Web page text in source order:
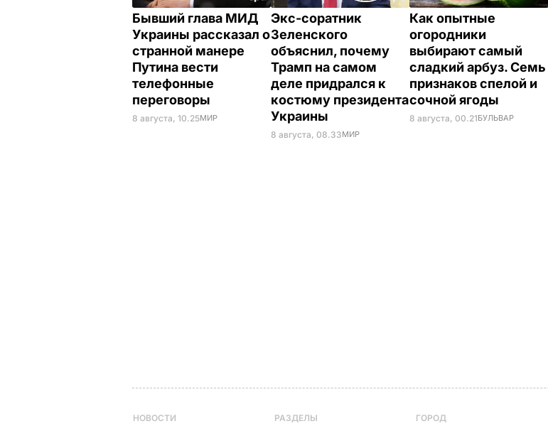
Бывший глава МИД
Украины рассказал о
странной манере
Путина вести
телефонные
переговоры
8 августа, 10.25МИР
Экс-соратник
Зеленского
объяснил, почему
Трамп на самом
деле придрался к
костюму президента
Украины
8 августа, 08.33МИР
Как опытные
огородники
выбирают самый
сладкий арбуз. Семь
признаков спелой и
сочной ягоды
8 августа, 00.21БУЛЬВАР
НОВОСТИ РАЗДЕЛЫ ГОРОД